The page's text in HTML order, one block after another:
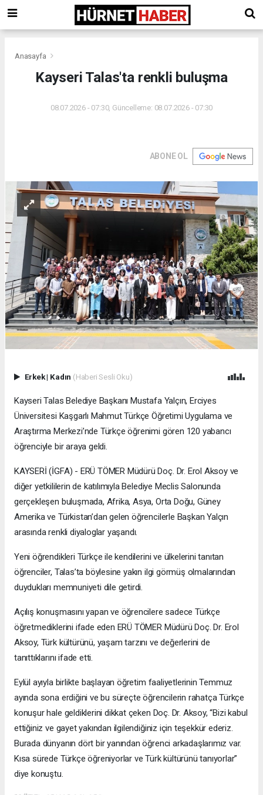
Anasayfa
Kayseri Talas'ta renkli buluşma
08.07.2026 - 07:30, Güncelleme: 08.07.2026 - 07:30
ABONE OL
Erkek| Kadın (Haberi Sesli Oku)
Kayseri Talas Belediye Başkanı Mustafa Yalçın, Erciyes
Üniversitesi Kaşgarlı Mahmut Türkçe Öğretimi Uygulama ve
Araştırma Merkezi’nde Türkçe öğrenimi gören 120 yabancı
öğrenciyle bir araya geldi.
KAYSERİ (İGFA) - ERÜ TÖMER Müdürü Doç. Dr. Erol Aksoy ve
diğer yetkililerin de katılımıyla Belediye Meclis Salonunda
gerçekleşen buluşmada, Afrika, Asya, Orta Doğu, Güney
Amerika ve Türkistan’dan gelen öğrencilerle Başkan Yalçın
arasında renkli diyaloglar yaşandı.
Yeni öğrendikleri Türkçe ile kendilerini ve ülkelerini tanıtan
öğrenciler, Talas’ta böylesine yakın ilgi görmüş olmalarından
duydukları memnuniyeti dile getirdi.
Açılış konuşmasını yapan ve öğrencilere sadece Türkçe
öğretmediklerini ifade eden ERÜ TÖMER Müdürü Doç. Dr. Erol
Aksoy, Türk kültürünü, yaşam tarzını ve değerlerini de
tanıttıklarını ifade etti.
Eylül ayıyla birlikte başlayan öğretim faaliyetlerinin Temmuz
ayında sona erdiğini ve bu süreçte öğrencilerin rahatça Türkçe
konuşur hale geldiklerini dikkat çeken Doç. Dr. Aksoy, “Bizi kabul
ettiğiniz ve gayet yakından ilgilendiğiniz için teşekkür ederiz.
Burada dünyanın dört bir yanından öğrenci arkadaşlarımız var.
Kısa sürede Türkçe öğreniyorlar ve Türk kültürünü tanıyorlar”
diye konuştu.